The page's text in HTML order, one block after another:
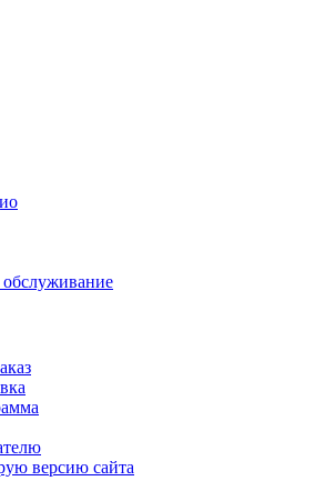
версию сайта